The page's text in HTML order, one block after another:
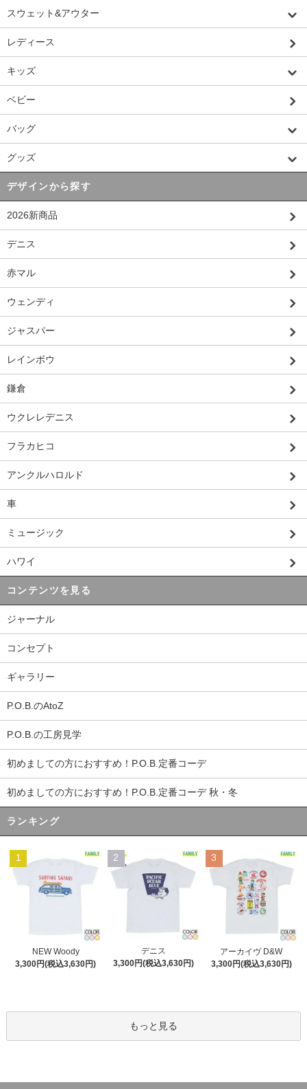
スウェット&アウター
レディース
キッズ
ベビー
バッグ
グッズ
デザインから探す
2026新商品
デニス
赤マル
ウェンディ
ジャスパー
レインボウ
鎌倉
ウクレレデニス
フラカヒコ
アンクルハロルド
車
ミュージック
ハワイ
コンテンツを見る
ジャーナル
コンセプト
ギャラリー
P.O.B.のAtoZ
P.O.B.の工房見学
初めましての方におすすめ！P.O.B.定番コーデ
初めましての方におすすめ！P.O.B.定番コーデ 秋・冬
ランキング
1
NEW Woody
3,300円(税込3,630円)
2
デニス
3,300円(税込3,630円)
3
アーカイヴ D&W
3,300円(税込3,630円)
もっと見る